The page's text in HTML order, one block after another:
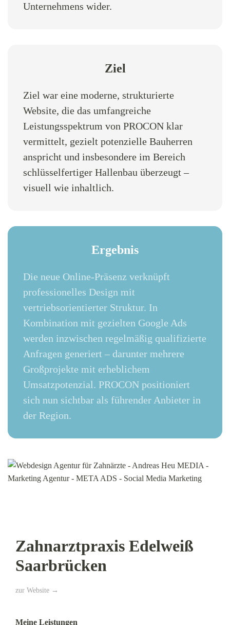
Unternehmens wider.
Ziel
Ziel war eine moderne, strukturierte
Website, die das umfangreiche
Leistungsspektrum von PROCON klar
vermittelt, gezielt potenzielle Bauherren
anspricht und insbesondere im Bereich
schlüsselfertiger Hallenbau überzeugt –
visuell wie inhaltlich.
Ergebnis
Die neue Online-Präsenz verknüpft
professionelles Design mit
vertriebsorientierter Struktur. In
Kombination mit gezielten Google Ads
werden inzwischen regelmäßig qualifizierte
Anfragen generiert – darunter mehrere
Großprojekte mit erheblichem
Umsatzpotenzial. PROCON positioniert
sich nun sichtbar als führender Anbieter in
der Region.
Zahnarztpraxis Edelweiß
Saarbrücken
zur Website →
Meine Leistungen